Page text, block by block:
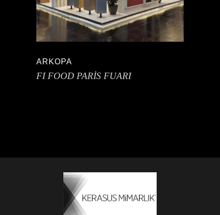
ARKOPA
FI FOOD PARİS FUARI